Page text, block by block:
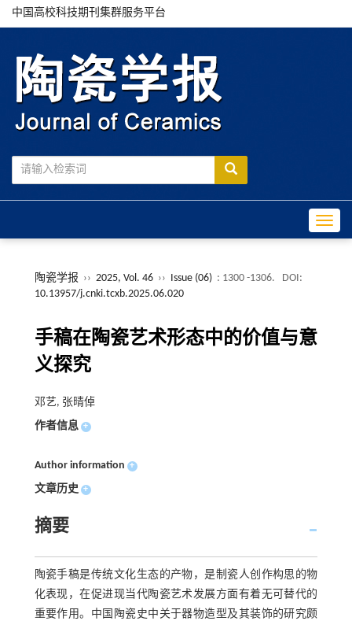
中国高校科技期刊集群服务平台
陶瓷学报 ›› 2025, Vol. 46 ›› Issue (06) : 1300 -1306.
DOI:
10.13957/j.cnki.tcxb.2025.06.020
手稿在陶瓷艺术形态中的价值与意
义探究
邓艺, 张晴倬
作者信息 +
Author information +
文章历史 +
摘要
陶瓷手稿是传统文化生态的产物，是制瓷人创作构思的物
化表现，在促进现当代陶瓷艺术发展方面有着无可替代的
重要作用。中国陶瓷史中关于器物造型及其装饰的研究颇